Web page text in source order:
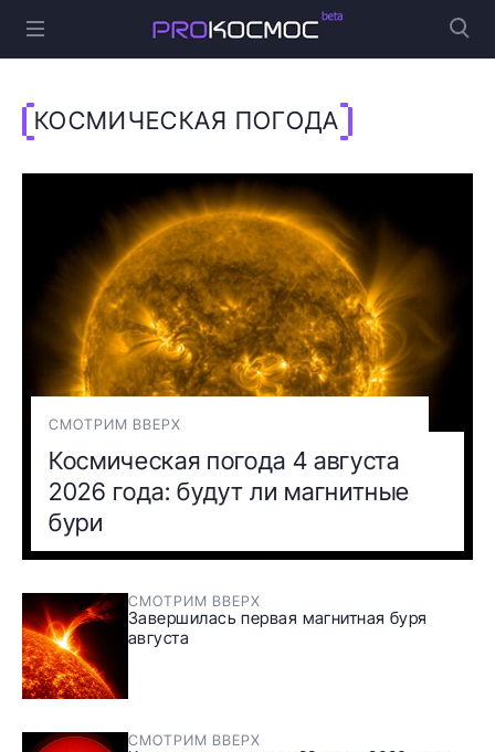
КОСМИЧЕСКАЯ ПОГОДА
СМОТРИМ ВВЕРХ
Космическая погода 4 августа
2026 года: будут ли магнитные
бури
СМОТРИМ ВВЕРХ
Завершилась первая магнитная буря
августа
СМОТРИМ ВВЕРХ